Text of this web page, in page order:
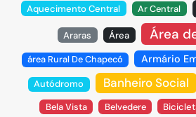
Aquecimento Central
Ar Central
Araras Área Área
área Rural De Chapecó Armário
Autódromo Banheiro Social
Bela Vista
Belvedere